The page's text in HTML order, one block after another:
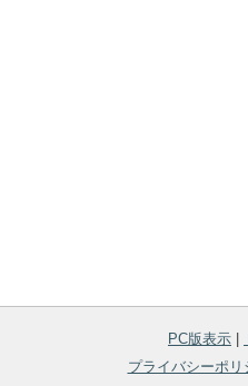
PC版表示
プライバシーポリ